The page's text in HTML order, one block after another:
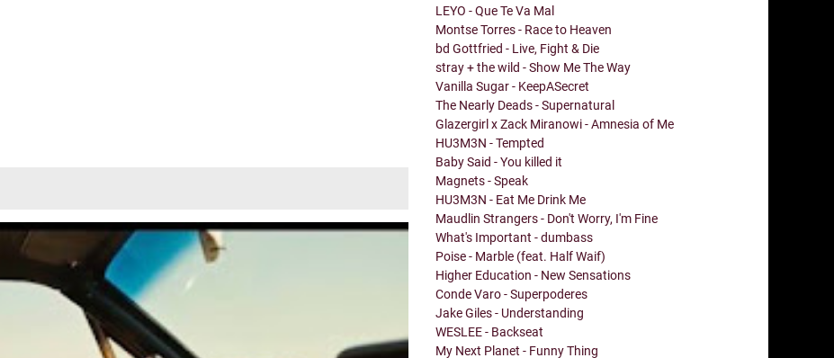
LEYO - Que Te Va Mal
Montse Torres - Race to Heaven
bd Gottfried - Live, Fight & Die
stray + the wild - Show Me The Way
Vanilla Sugar - KeepASecret
The Nearly Deads - Supernatural
Glazergirl x Zack Miranowi - Amnesia of Me
HU3M3N - Tempted
Baby Said - You killed it
Magnets - Speak
HU3M3N - Eat Me Drink Me
Maudlin Strangers - Don't Worry, I'm Fine
What's Important - dumbass
Poise - Marble (feat. Half Waif)
Higher Education - New Sensations
Conde Varo - Superpoderes
Jake Giles - Understanding
WESLEE - Backseat
My Next Planet - Funny Thing